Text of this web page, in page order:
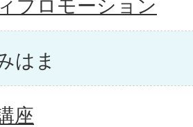
プロモーション
はま
座